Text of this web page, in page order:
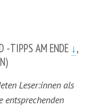
-TIPPS AM ENDE ↓,
Leser:innen als
entsprechenden